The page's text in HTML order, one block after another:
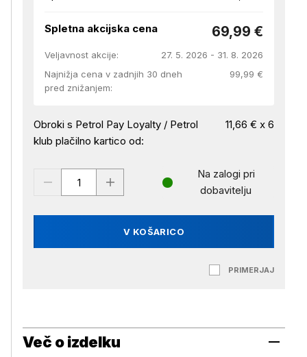
Spletna akcijska cena 69,99 €
Veljavnost akcije:
27. 5. 2026 - 31. 8. 2026
Najnižja cena v zadnjih 30 dneh
pred znižanjem:
99,99 €
Obroki s Petrol Pay Loyalty / Petrol
klub plačilno kartico od:
11,66 € x 6
V KOŠARICO
Na zalogi pri
dobavitelju
PRIMERJAJ
Več o izdelku